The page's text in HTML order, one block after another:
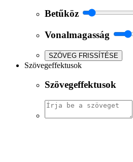
Betűköz
Vonalmagasság
SZÖVEG FRISSÍTÉSE
Szövegeffektusok
Szövegeffektusok